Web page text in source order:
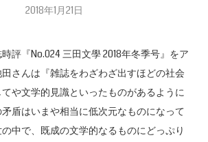
2018年1月21日
評『No.024 三田文學 2018年冬季号』をア
さんは『雑誌をわざわざ出すほどの社会
や文学的見識といったものがあるように
盾はいまや相当に低次元なものになって
中で、既成の文学的なるものにどっぷり